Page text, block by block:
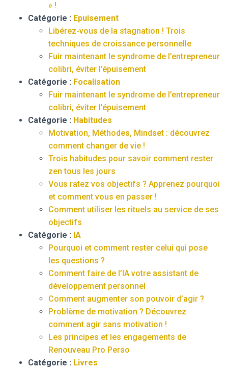
» !
Catégorie : Epuisement
Libérez-vous de la stagnation ! Trois
techniques de croissance personnelle
Fuir maintenant le syndrome de l’entrepreneur
colibri, éviter l’épuisement
Catégorie : Focalisation
Fuir maintenant le syndrome de l’entrepreneur
colibri, éviter l’épuisement
Catégorie : Habitudes
Motivation, Méthodes, Mindset : découvrez
comment changer de vie !
Trois habitudes pour savoir comment rester
zen tous les jours
Vous ratez vos objectifs ? Apprenez pourquoi
et comment vous en passer !
Comment utiliser les rituels au service de ses
objectifs
Catégorie : IA
Pourquoi et comment rester celui qui pose
les questions ?
Comment faire de l’IA votre assistant de
développement personnel
Comment augmenter son pouvoir d’agir ?
Problème de motivation ? Découvrez
comment agir sans motivation !
Les principes et les engagements de
Renouveau Pro Perso
Catégorie : Livres